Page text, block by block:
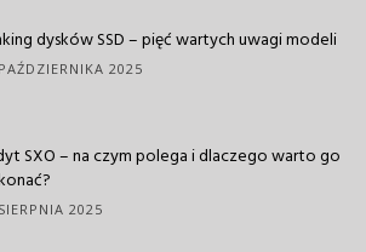
dysków SSD – pięć wartych uwagi modeli
2025
SXO – na czym polega i dlaczego warto go
2025